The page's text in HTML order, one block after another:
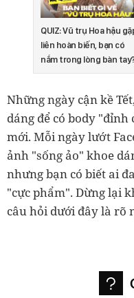
QUIZ: Vũ trụ Hoa hậu
liên hoàn biến, bạn có
nắm trong lòng bàn
Những ngày cận kề
dáng để có body
mới. Mỗi ngày lướt
ảnh "sống ảo" khoe
nhưng bạn có biết ai
"cực phẩm". Dừng lại
câu hỏi dưới đây là rõ